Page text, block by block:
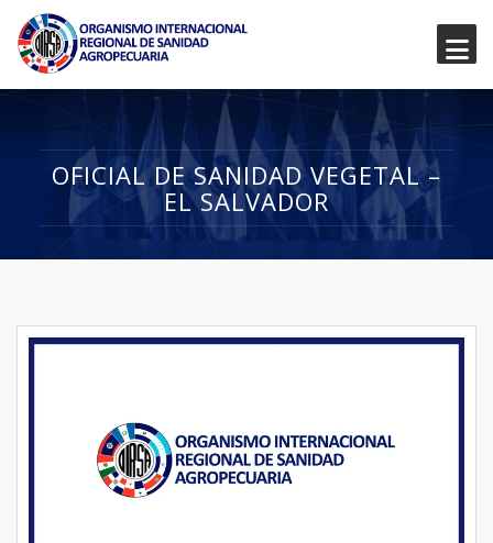
OFICIAL DE SANIDAD VEGETAL –
EL SALVADOR